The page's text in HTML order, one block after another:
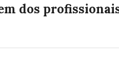
dos